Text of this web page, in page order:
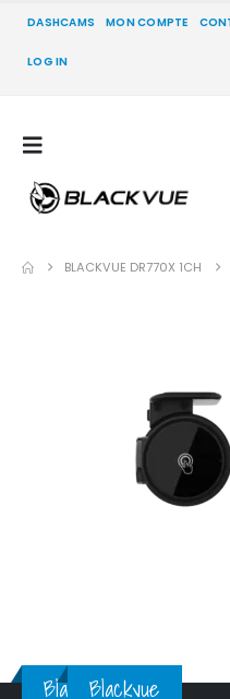
DASHCAMS MON COMPTE
LOG IN
BLACKVUE DR770X 1CH
BlackvueBlackvue